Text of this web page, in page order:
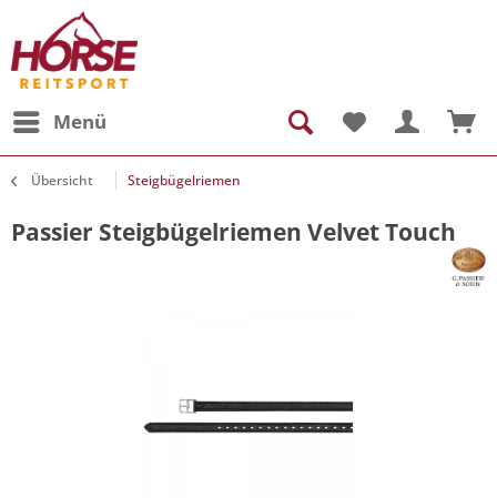
Menü
Übersicht Steigbügelriemen
Passier Steigbügelriemen Velvet Touch